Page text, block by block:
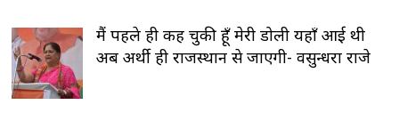
मैं पहले ही कह चुकी हूँ मेरी डोली यहाँ आई थी
अब अर्थी ही राजस्थान से जाएगी- वसुन्धरा राजे